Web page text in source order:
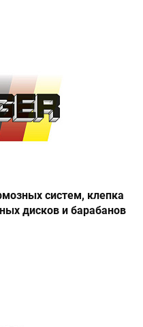
систем, клепка
дисков и барабанов